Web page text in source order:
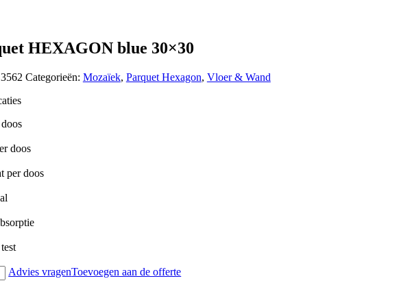
HEXAGON blue 30×30
Categorieën: Mozaïek, Parquet Hexagon, Vloer & Wand
doos
per doos
Advies vragenToevoegen aan de offerte